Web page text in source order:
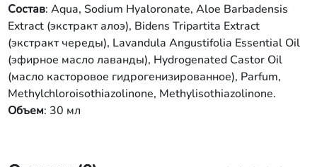
Состав: Aqua, Sodium Hyaloronate, Aloe Barbadensis
Extract (экстракт алоэ), Bidens Tripartita Extract
(экстракт череды), Lavandula Angustifolia Essential Oil
(эфирное масло лаванды), Hydrogenated Castor Oil
(масло касторовое гидрогенизированное), Parfum,
Methylchloroisothiazolinone, Methylisothiazolinone.
Объем: 30 мл